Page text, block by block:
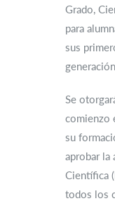
Grado,
para
sus
Se
comienzo
su
aprobar la
Científica
todos los